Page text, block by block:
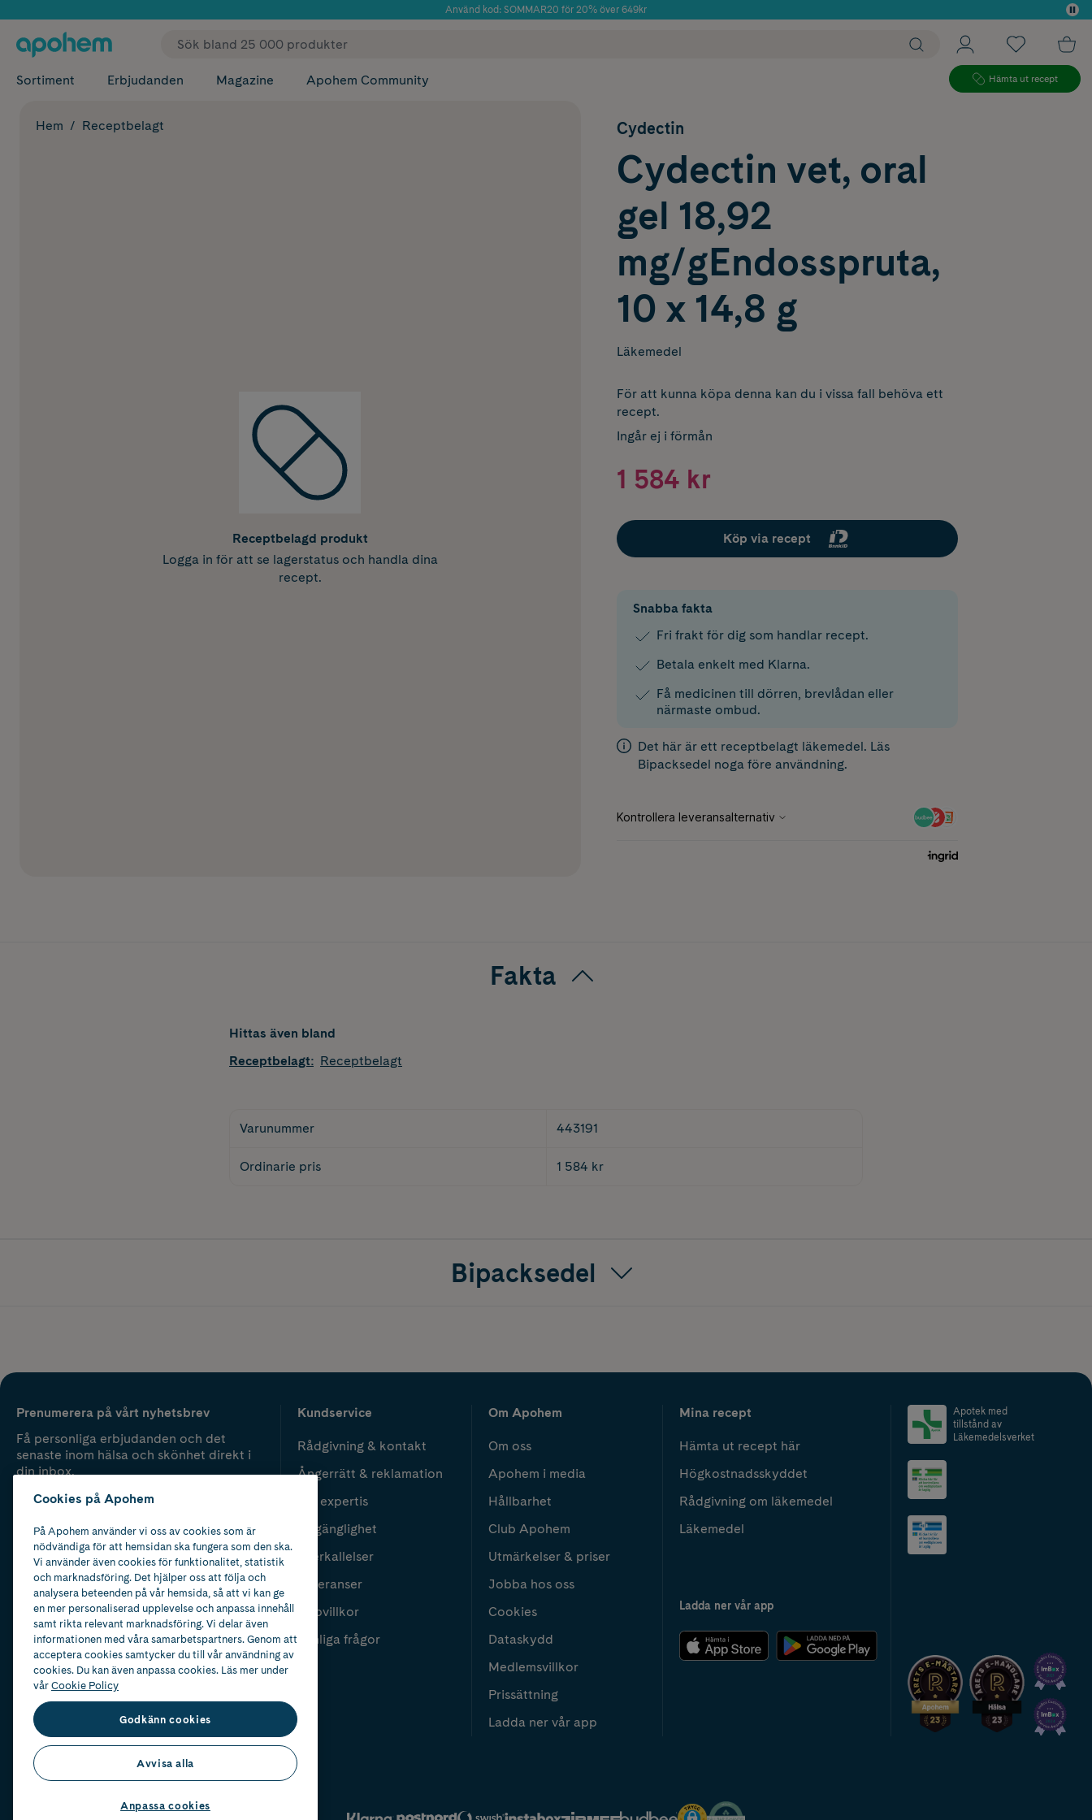
Använd kod: SOMMAR20 för 20% över 649kr
✓ Fri frakt
Sortiment Erbjudanden Magazine Apohem Community Hämta ut recept
Hem Receptbelagt
Receptbelagd produkt
Logga in för att se lagerstatus och handla dina
recept.
Cydectin
Cydectin vet, oral
gel 18,92
mg/gEndosspruta,
10 x 14,8 g
Läkemedel
För att kunna köpa denna kan du i vissa fall behöva ett
recept.
Ingår ej i förmån
1 584 kr
Köp via recept
Snabba fakta
Fri frakt för dig som handlar recept.
Betala enkelt med Klarna.
Få medicinen till dörren, brevlådan eller
närmaste ombud.
Det här är ett receptbelagt läkemedel. Läs
Bipacksedel noga före användning.
Fakta
Hittas även bland
Receptbelagt: Receptbelagt
Varunummer 443191
Ordinarie pris 1 584 kr
Bipacksedel
Prenumerera på vårt nyhetsbrev
Få personliga erbjudanden och det
senaste inom hälsa och skönhet direkt i
din inbox.
Kundservice
Rådgivning & kontakt
Ångerrätt & reklamation
Vår expertis
Tillgänglighet
Återkallelser
Leveranser
Köpvillkor
Vanliga frågor
Om Apohem
Om oss
Apohem i media
Hållbarhet
Club Apohem
Utmärkelser & priser
Jobba hos oss
Cookies
Dataskydd
Medlemsvillkor
Prissättning
Ladda ner vår app
Mina recept
Hämta ut recept här
Högkostnadsskyddet
Rådgivning om läkemedel
Läkemedel
Ladda ner vår app
Apotek med
tillstånd av
Läkemedelsverket
2024
Cookies på Apohem
På Apohem använder vi oss av cookies som är
nödvändiga för att hemsidan ska fungera som den ska.
Vi använder även cookies för funktionalitet, statistik
och marknadsföring. Det hjälper oss att följa och
analysera beteenden på vår hemsida, så att vi kan ge
en mer personaliserad upplevelse och anpassa innehåll
samt rikta relevant marknadsföring. Vi delar även
informationen med våra samarbetspartners. Genom att
acceptera cookies samtycker du till vår användning av
cookies. Du kan även anpassa cookies. Läs mer under
vårCookie Policy
Godkänn cookies
Avvisa alla
Anpassa cookies